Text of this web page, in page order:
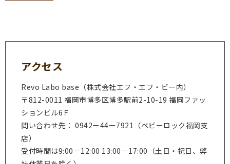
アクセス
Revo Labo base（株式会社エフ・エフ・ビー内）
〒812-0011 福岡市博多区博多駅前2-10-19 福岡ファッ
ションビル6Ｆ
問い合わせ先： 0942ー44ー7921（ベビーロック福岡支
店）
受付時間は9:00－12:00 13:00－17:00（土日・祝日、弊